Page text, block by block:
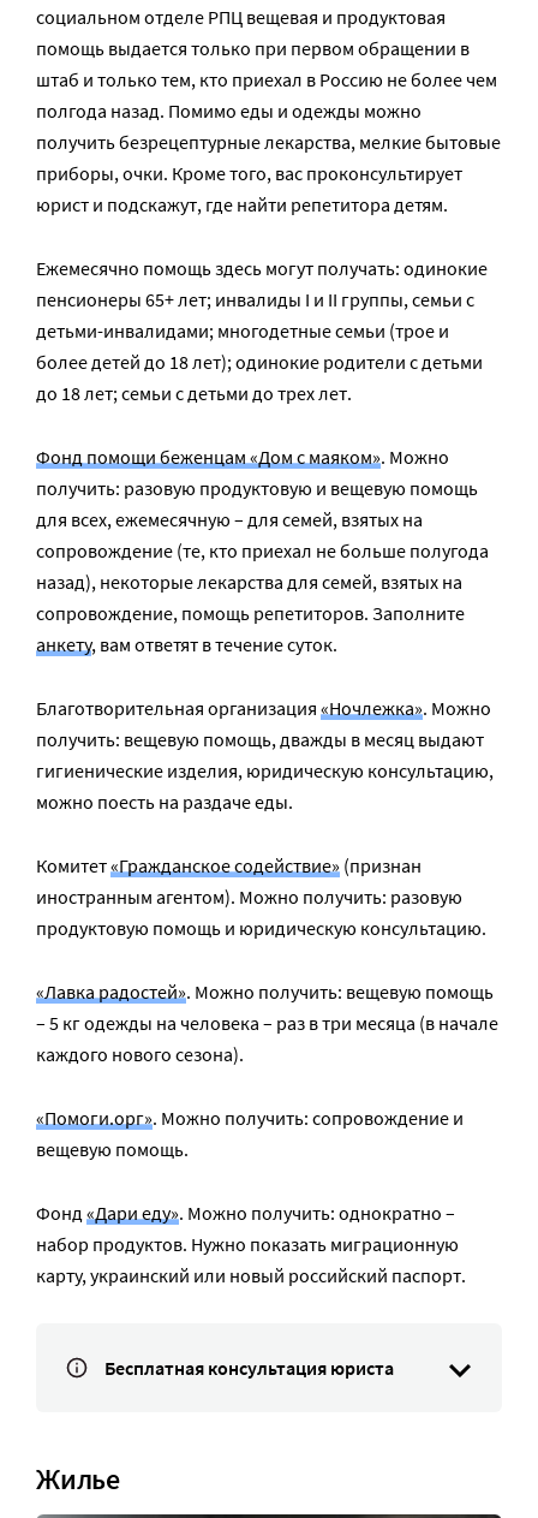
социальном отделе РПЦ вещевая и продуктовая
помощь выдается только при первом обращении в
штаб и только тем, кто приехал в Россию не более чем
полгода назад. Помимо еды и одежды можно
получить безрецептурные лекарства, мелкие бытовые
приборы, очки. Кроме того, вас проконсультирует
юрист и подскажут, где найти репетитора детям.
Ежемесячно помощь здесь могут получать: одинокие
пенсионеры 65+ лет; инвалиды I и II группы, семьи с
детьми-инвалидами; многодетные семьи (трое и
более детей до 18 лет); одинокие родители с детьми
до 18 лет; семьи с детьми до трех лет.
Фонд помощи беженцам «Дом с маяком». Можно
получить: разовую продуктовую и вещевую помощь
для всех, ежемесячную – для семей, взятых на
сопровождение (те, кто приехал не больше полугода
назад), некоторые лекарства для семей, взятых на
сопровождение, помощь репетиторов. Заполните
анкету, вам ответят в течение суток.
Благотворительная организация «Ночлежка». Можно
получить: вещевую помощь, дважды в месяц выдают
гигиенические изделия, юридическую консультацию,
можно поесть на раздаче еды.
Комитет«Гражданское содействие» (признан
иностранным агентом). Можно получить: разовую
продуктовую помощь и юридическую консультацию.
«Лавка радостей». Можно получить: вещевую помощь
– 5 кг одежды на человека – раз в три месяца (в начале
каждого нового сезона).
«Помоги.орг». Можно получить: сопровождение и
вещевую помощь.
Фонд «Дари еду». Можно получить: однократно –
набор продуктов. Нужно показать миграционную
карту, украинский или новый российский паспорт.
Бесплатная консультация юриста
Жилье